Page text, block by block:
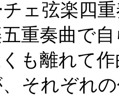
チェ弦楽四
重奏曲で
も離れて
それぞれ